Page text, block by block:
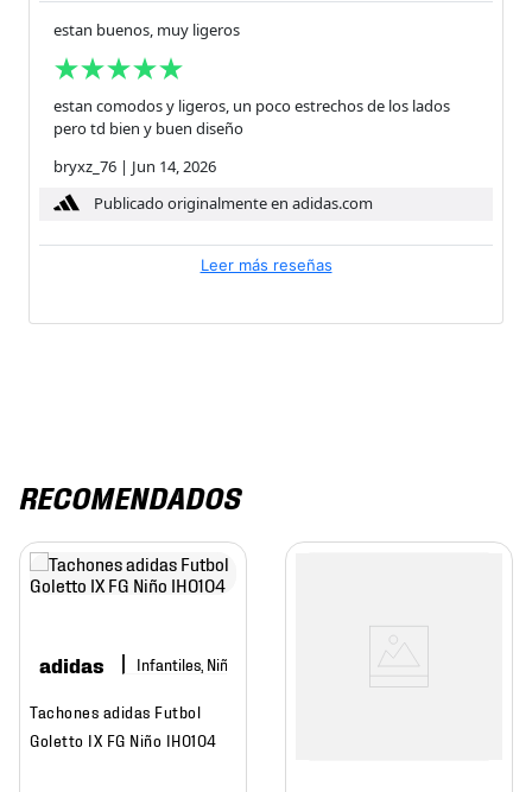
estan buenos, muy ligeros
estan comodos y ligeros, un poco estrechos de los lados
pero td bien y buen diseño
bryxz_76 | Jun 14, 2026
Publicado originalmente en adidas.com
Leer más reseñas
RECOMENDADOS
adidas Infantiles, Niño
Tachones adidas Futbol
Goletto IX FG Niño IH0104